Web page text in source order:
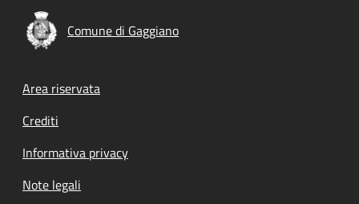
Comune di Gaggiano
Footer menu
Area riservata
Crediti
Informativa privacy
Note legali